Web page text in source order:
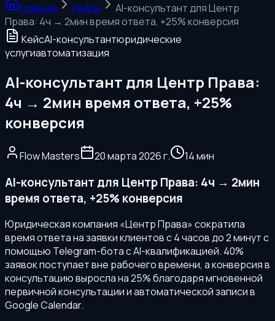
Главная Кейсы
AI-консультант для Центр
Права: 4ч → 2мин время ответа, +25% конверсия
КейсAI-консультантюридические
услугиавтоматизация
AI-консультант для Центр Права:
4ч → 2мин время ответа, +25%
конверсия
Flow Masters 20 марта 2026 г. 14 мин
AI-консультант для Центр Права: 4ч → 2мин
время ответа, +25% конверсия
Юридическая компания «Центр Права» сократила
время ответа на заявки клиентов с 4 часов до 2 минут с
помощью Telegram-бота с AI-квалификацией. 40%
заявок поступает вне рабочего времени, а конверсия в
консультацию выросла на 25% благодаря мгновенной
первичной консультации и автоматической записи в
Google Calendar.